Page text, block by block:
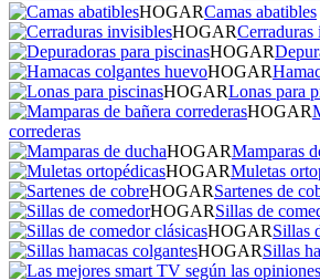
HOGARCamas abatibles
HOGARCerraduras
HOGAR
HOGAR
HOGARLonas para
HOGAR
correderas
HOGARMamparas
HOGARMuletas
HOGARSartenes de
HOGARSillas de
HOGARSillas
HOGARSillas